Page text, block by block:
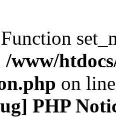
/www/
on
PHP